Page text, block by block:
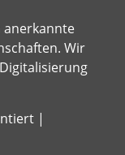
anerkannte
Wir
|